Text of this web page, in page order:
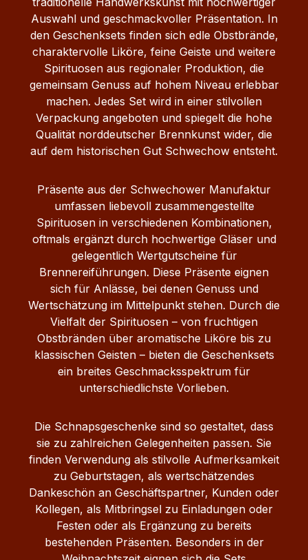
Auswahl und geschmackvoller Präsentation. In
den Geschenksets finden sich edle Obstbrände,
charaktervolle Liköre, feine Geiste und weitere
Spirituosen aus regionaler Produktion, die
gemeinsam Genuss auf hohem Niveau erlebbar
machen. Jedes Set wird in einer stilvollen
Verpackung angeboten und spiegelt die hohe
Qualität norddeutscher Brennkunst wider, die
auf dem historischen Gut Schwechow entsteht.
Präsente aus der Schwechower Manufaktur
umfassen liebevoll zusammengestellte
Spirituosen in verschiedenen Kombinationen,
oftmals ergänzt durch hochwertige Gläser und
gelegentlich Wertgutscheine für
Brennereiführungen. Diese Präsente eignen
sich für Anlässe, bei denen Genuss und
Wertschätzung im Mittelpunkt stehen. Durch die
Vielfalt der Spirituosen – von fruchtigen
Obstbränden über aromatische Liköre bis zu
klassischen Geisten – bieten die Geschenksets
ein breites Geschmacksspektrum für
unterschiedlichste Vorlieben.
Die Schnapsgeschenke sind so gestaltet, dass
sie zu zahlreichen Gelegenheiten passen. Sie
finden Verwendung als stilvolle Aufmerksamkeit
zu Geburtstagen, als wertschätzendes
Dankeschön an Geschäftspartner, Kunden oder
Kollegen, als Mitbringsel zu Einladungen oder
Festen oder als Ergänzung zu bereits
bestehenden Präsenten. Besonders in der